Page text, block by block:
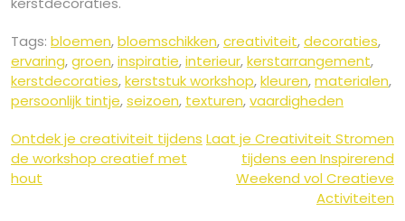
Tags: bloemen,bloemschikken,creativiteit,decoraties,
ervaring,groen,inspiratie,interieur,kerstarrangement,
kerstdecoraties,kerststuk workshop,kleuren,materialen,
persoonlijk tintje,seizoen, texturen,vaardigheden
Berichtnavigatie
Ontdek je creativiteit tijdens
de workshop creatief met
hout
Laat je Creativiteit Stromen
tijdens een Inspirerend
Weekend vol Creatieve
Activiteiten